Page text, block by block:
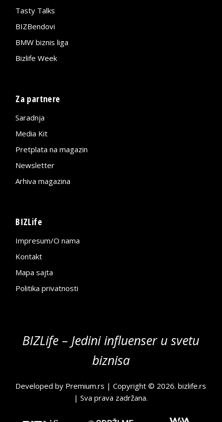
Tasty Talks
BIZBendovi
BMW biznis liga
Bizlife Week
Za partnere
Saradnja
Media Kit
Pretplata na magazin
Newsletter
Arhiva magazina
BIZLife
Impresum/O nama
Kontakt
Mapa sajta
Politika privatnosti
BIZLife – Jedini influenser u svetu
biznisa
Developed by Premium.rs | Copyright © 2026.bizlife.rs
| Sva prava zadržana.